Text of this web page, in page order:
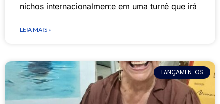
nichos internacionalmente em uma turnê que irá
LEIA MAIS »
LANÇAMENTOS